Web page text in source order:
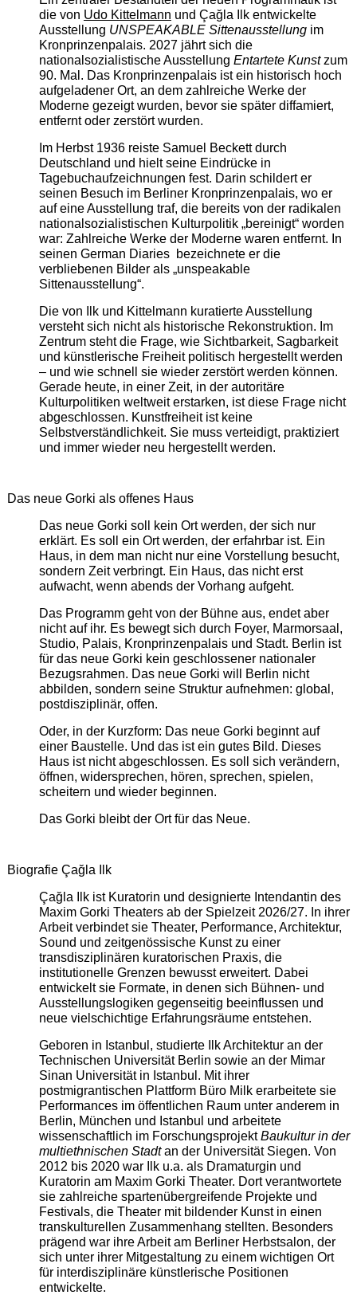
die von Udo Kittelmann und Çağla Ilk entwickelte
Ausstellung UNSPEAKABLE Sittenausstellungim
Kronprinzenpalais. 2027 jährt sich die
nationalsozialistische Ausstellung Entartete Kunstzum
90. Mal. Das Kronprinzenpalais ist ein historisch hoch
aufgeladener Ort, an dem zahlreiche Werke der
Moderne gezeigt wurden, bevor sie später diffamiert,
entfernt oder zerstört wurden.
Im Herbst 1936 reiste Samuel Beckett durch
Deutschland und hielt seine Eindrücke in
Tagebuchaufzeichnungen fest. Darin schildert er
seinen Besuch im Berliner Kronprinzenpalais, wo er
auf eine Ausstellung traf, die bereits von der radikalen
nationalsozialistischen Kulturpolitik „bereinigt“ worden
war: Zahlreiche Werke der Moderne waren entfernt. In
seinen German Diaries bezeichnete er die
verbliebenen Bilder als „unspeakable
Sittenausstellung“.
Die von Ilk und Kittelmann kuratierte Ausstellung
versteht sich nicht als historische Rekonstruktion. Im
Zentrum steht die Frage, wie Sichtbarkeit, Sagbarkeit
und künstlerische Freiheit politisch hergestellt werden
– und wie schnell sie wieder zerstört werden können.
Gerade heute, in einer Zeit, in der autoritäre
Kulturpolitiken weltweit erstarken, ist diese Frage nicht
abgeschlossen. Kunstfreiheit ist keine
Selbstverständlichkeit. Sie muss verteidigt, praktiziert
und immer wieder neu hergestellt werden.
Das neue Gorki als offenes Haus
Das neue Gorki soll kein Ort werden, der sich nur
erklärt. Es soll ein Ort werden, der erfahrbar ist. Ein
Haus, in dem man nicht nur eine Vorstellung besucht,
sondern Zeit verbringt. Ein Haus, das nicht erst
aufwacht, wenn abends der Vorhang aufgeht.
Das Programm geht von der Bühne aus, endet aber
nicht auf ihr. Es bewegt sich durch Foyer, Marmorsaal,
Studio, Palais, Kronprinzenpalais und Stadt. Berlin ist
für das neue Gorki kein geschlossener nationaler
Bezugsrahmen. Das neue Gorki will Berlin nicht
abbilden, sondern seine Struktur aufnehmen: global,
postdisziplinär, offen.
Oder, in der Kurzform: Das neue Gorki beginnt auf
einer Baustelle. Und das ist ein gutes Bild. Dieses
Haus ist nicht abgeschlossen. Es soll sich verändern,
öffnen, widersprechen, hören, sprechen, spielen,
scheitern und wieder beginnen.
Das Gorki bleibt der Ort für das Neue.
Biografie Çağla Ilk
Çağla Ilk ist Kuratorin und designierte Intendantin des
Maxim Gorki Theaters ab der Spielzeit 2026/27. In ihrer
Arbeit verbindet sie Theater, Performance, Architektur,
Sound und zeitgenössische Kunst zu einer
transdisziplinären kuratorischen Praxis, die
institutionelle Grenzen bewusst erweitert. Dabei
entwickelt sie Formate, in denen sich Bühnen- und
Ausstellungslogiken gegenseitig beeinflussen und
neue vielschichtige Erfahrungsräume entstehen.
Geboren in Istanbul, studierte Ilk Architektur an der
Technischen Universität Berlin sowie an der Mimar
Sinan Universität in Istanbul. Mit ihrer
postmigrantischen Plattform Büro Milk erarbeitete sie
Performances im öffentlichen Raum unter anderem in
Berlin, München und Istanbul und arbeitete
wissenschaftlich im ForschungsprojektBaukultur in der
multiethnischen Stadtan der Universität Siegen. Von
2012 bis 2020 war Ilk u.a. als Dramaturgin und
Kuratorin am Maxim Gorki Theater. Dort verantwortete
sie zahlreiche spartenübergreifende Projekte und
Festivals, die Theater mit bildender Kunst in einen
transkulturellen Zusammenhang stellten. Besonders
prägend war ihre Arbeit am Berliner Herbstsalon, der
sich unter ihrer Mitgestaltung zu einem wichtigen Ort
für interdisziplinäre künstlerische Positionen
entwickelte.